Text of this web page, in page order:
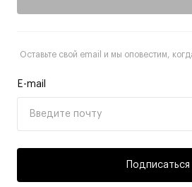
Оставьте свой email и мы оповестим,
E-mail
Подписаться